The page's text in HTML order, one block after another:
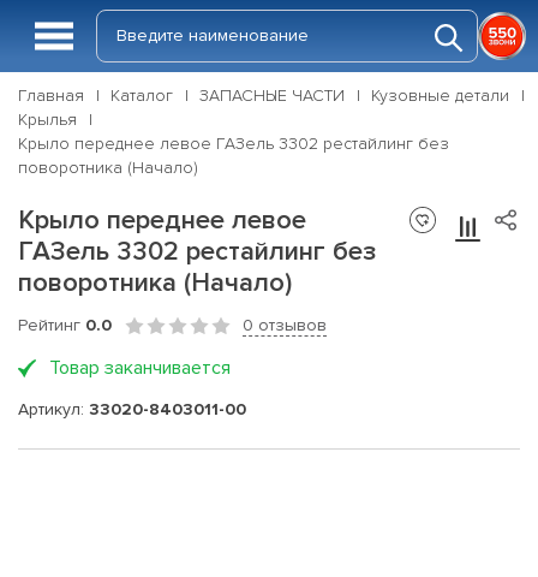
Главная Каталог ЗАПАСНЫЕ ЧАСТИ
Кузовные детали
Крылья
Крыло переднее левое ГАЗель 3302 рестайлинг без
поворотника (Начало)
Крыло переднее левое
ГАЗель 3302 рестайлинг без
поворотника (Начало)
Рейтинг 0.0 0 отзывов
Товар заканчивается
Артикул: 33020-8403011-00